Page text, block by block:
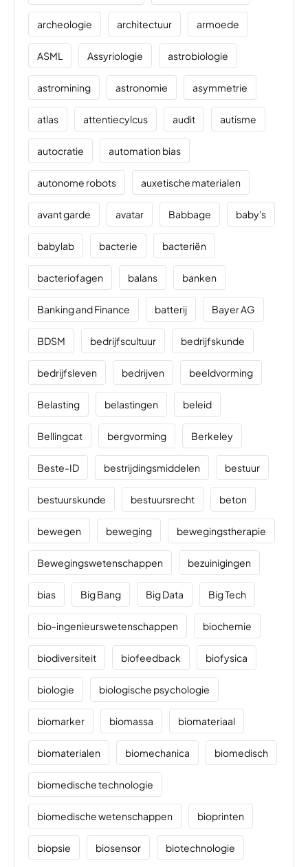
archeologie architectuur armoede
ASML Assyriologie astrobiologie
astromining astronomie asymmetrie
atlas attentiecylcus audit autisme
autocratie automation bias
autonome robots auxetische materialen
avant garde avatar Babbage baby's
babylab bacterie bacteriën
bacteriofagen balans banken
Banking and Finance batterij Bayer AG
BDSM bedrijfscultuur bedrijfskunde
bedrijfsleven bedrijven beeldvorming
Belasting belastingen beleid
Bellingcat bergvorming Berkeley
Beste-ID bestrijdingsmiddelen bestuur
bestuurskunde bestuursrecht beton
bewegen beweging bewegingstherapie
Bewegingswetenschappen bezuinigingen
bias Big Bang Big Data Big Tech
bio-ingenieurswetenschappen biochemie
biodiversiteit biofeedback biofysica
biologie biologische psychologie
biomarker biomassa biomateriaal
biomaterialen biomechanica biomedisch
biomedische technologie
biomedische wetenschappen bioprinten
biopsie biosensor biotechnologie